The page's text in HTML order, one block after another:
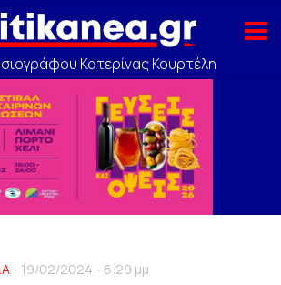
Κατερίνας Κουρτέλη
- 19/02/2024 - 6:29 μμ